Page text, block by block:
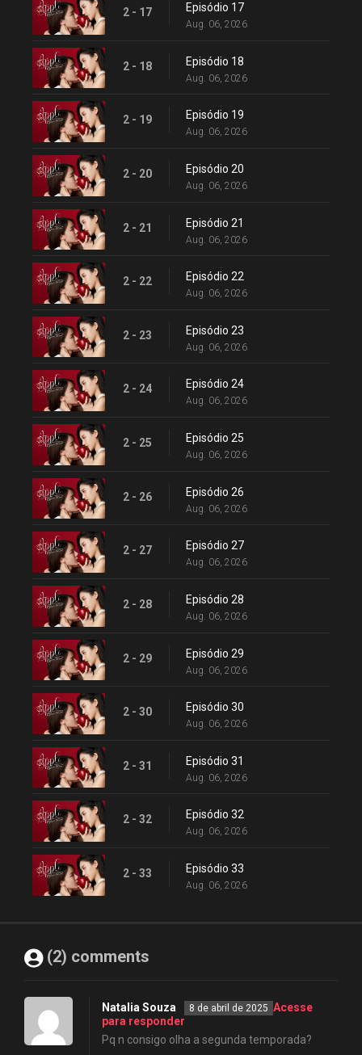
2 - 17 Episódio 17
Aug. 06, 2026
2 - 18 Episódio 18
Aug. 06, 2026
2 - 19 Episódio 19
Aug. 06, 2026
2 - 20 Episódio 20
Aug. 06, 2026
2 - 21 Episódio 21
Aug. 06, 2026
2 - 22 Episódio 22
Aug. 06, 2026
2 - 23 Episódio 23
Aug. 06, 2026
2 - 24 Episódio 24
Aug. 06, 2026
2 - 25 Episódio 25
Aug. 06, 2026
2 - 26 Episódio 26
Aug. 06, 2026
2 - 27 Episódio 27
Aug. 06, 2026
2 - 28 Episódio 28
Aug. 06, 2026
2 - 29 Episódio 29
Aug. 06, 2026
2 - 30 Episódio 30
Aug. 06, 2026
2 - 31 Episódio 31
Aug. 06, 2026
2 - 32 Episódio 32
Aug. 06, 2026
2 - 33 Episódio 33
Aug. 06, 2026
(2) comments
Natalia Souza 8 de abril de 2025 Acesse
para responder
Pq n consigo olha a segunda temporada?